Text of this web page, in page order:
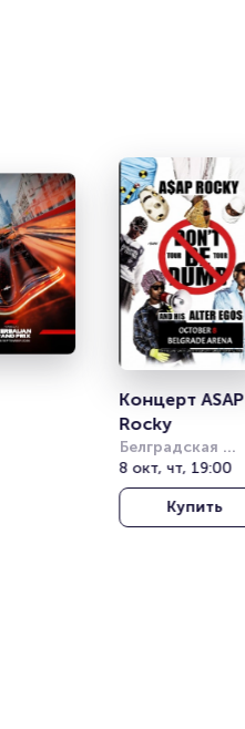
Концерт ASAP
Rocky
Белградская
Арена (бывш.
Штарк Арена)
8 окт, чт, 19:00
Купить